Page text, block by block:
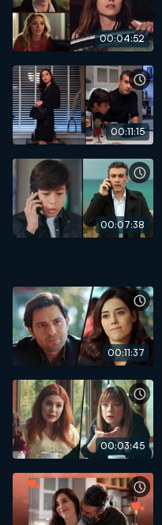
00:04:52
00:11:15
00:07:38
00:11:37
00:03:45